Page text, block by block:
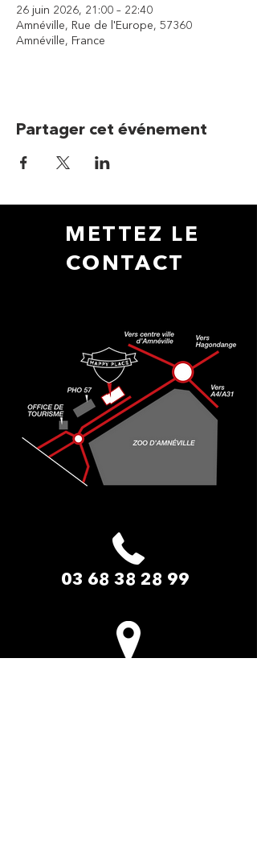
26 juin 2026, 21:00 – 22:40
Amnéville, Rue de l'Europe, 57360
Amnéville, France
Partager cet événement
METTEZ LE
CONTACT
03 68 38 28 99